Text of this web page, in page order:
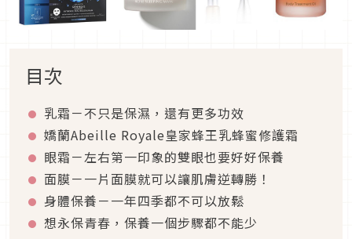
目次
乳霜－不只是保濕，還有更多功效
嬌蘭Abeille Royale皇家蜂王乳蜂蜜修護霜
眼霜－左右第一印象的雙眼也要好好保養
面膜－一片面膜就可以讓肌膚逆轉勝！
身體保養－一年四季都不可以放鬆
想永保青春，保養一個步驟都不能少